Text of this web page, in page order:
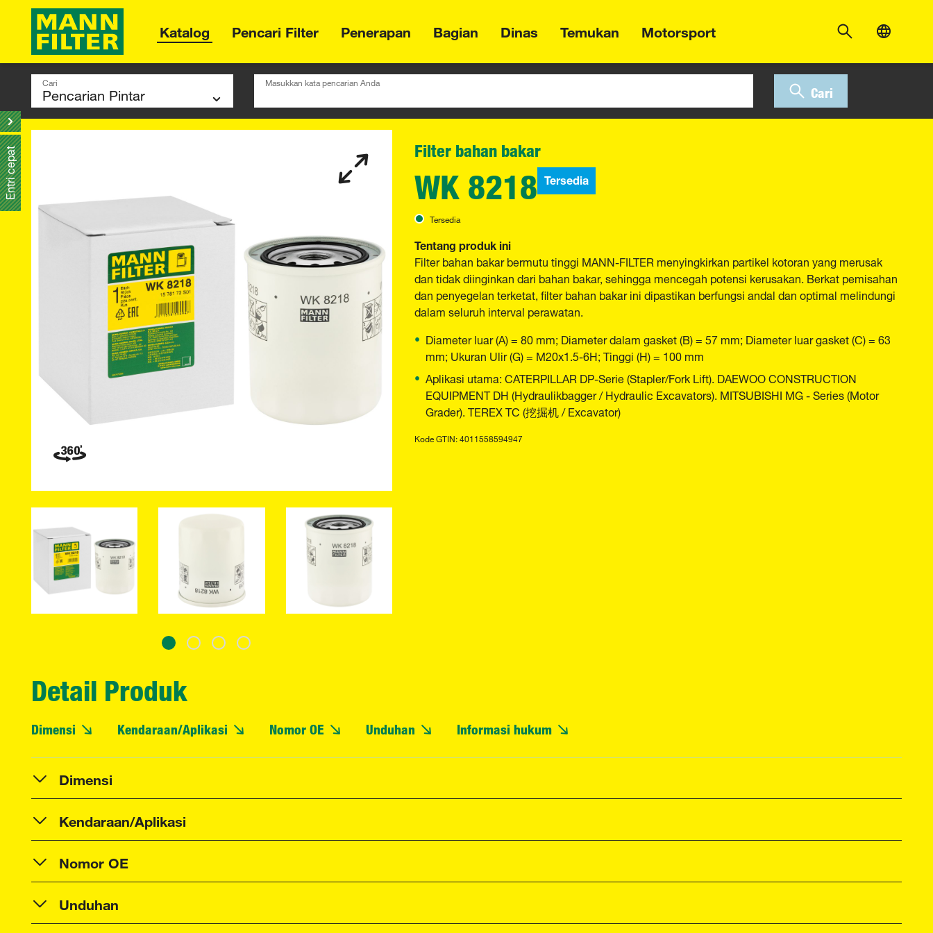
Katalog Pencari Filter Penerapan Bagian Dinas Temukan Motorsport
Cari Masukkan kata pencarian Anda
Cari
Filter bahan bakar
WK 8218 Tersedia
Tersedia
Tentang produk ini
Filter bahan bakar bermutu tinggi MANN-FILTER menyingkirkan partikel kotoran yang merusak
dan tidak diinginkan dari bahan bakar, sehingga mencegah potensi kerusakan. Berkat pemisahan
dan penyegelan terketat, filter bahan bakar ini dipastikan berfungsi andal dan optimal melindungi
dalam seluruh interval perawatan.
Diameter luar (A) = 80 mm; Diameter dalam gasket (B) = 57 mm; Diameter luar gasket (C) = 63
mm; Ukuran Ulir (G) = M20x1.5-6H; Tinggi (H) = 100 mm
Aplikasi utama: CATERPILLAR DP-Serie (Stapler/Fork Lift). DAEWOO CONSTRUCTION
EQUIPMENT DH (Hydraulikbagger / Hydraulic Excavators). MITSUBISHI MG - Series (Motor
Grader). TEREX TC (挖掘机 / Excavator)
Kode GTIN: 4011558594947
Detail Produk
Dimensi Kendaraan/Aplikasi Nomor OE Unduhan Informasi hukum
Dimensi
Kendaraan/Aplikasi
Nomor OE
Unduhan